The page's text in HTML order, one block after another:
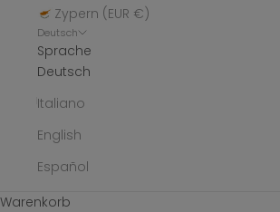
Zypern (EUR €)
Deutsch
Sprache
Deutsch
Italiano
English
Español
Warenkorb